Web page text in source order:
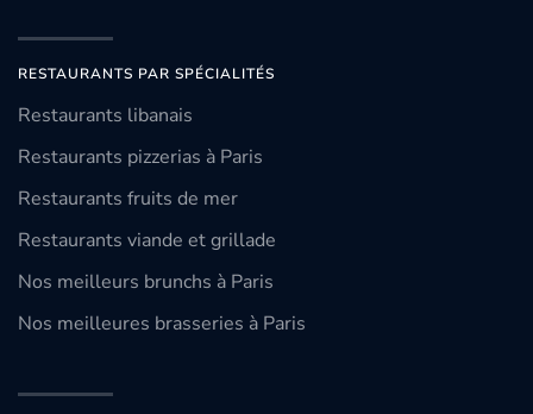
RESTAURANTS PAR SPÉCIALITÉS
Restaurants libanais
Restaurants pizzerias à Paris
Restaurants fruits de mer
Restaurants viande et grillade
Nos meilleurs brunchs à Paris
Nos meilleures brasseries à Paris